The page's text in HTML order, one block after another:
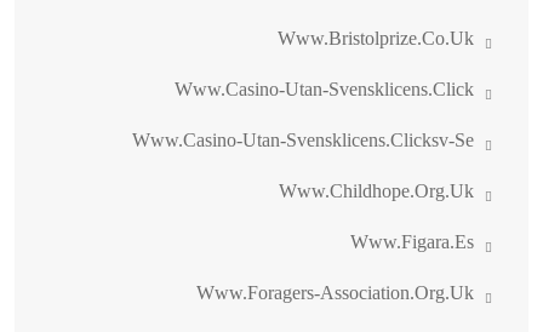
Www.bristolprize.co.uk
Www.casino-Utan-Svensklicens.click
Www.casino-Utan-Svensklicens.clicksv-Se
Www.childhope.org.uk
Www.figara.es
Www.foragers-Association.org.uk